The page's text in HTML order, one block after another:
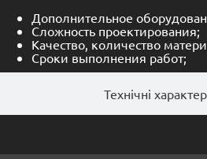
Технічні
Дополнительное
Сложность проектирования;
Качество, количество
Сроки выполнения работ;